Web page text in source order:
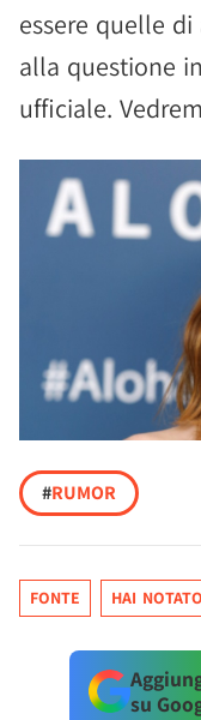
essere quelle
alla questione
ufficiale.
#RUMOR
FONTE HAI
su